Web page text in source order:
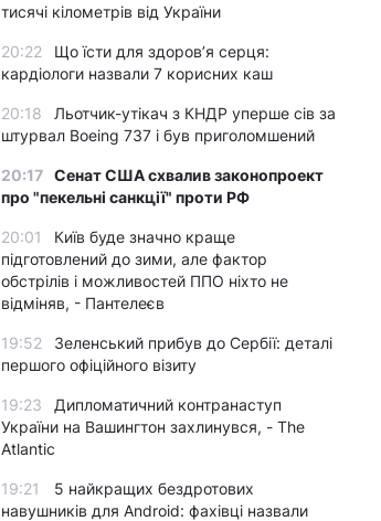
тисячі кілометрів від України
20:22
Що їсти для здоров’я серця:
кардіологи назвали 7 корисних каш
20:18
Льотчик-утікач з КНДР уперше сів за
штурвал Boeing 737 і був приголомшений
20:17 Сенат США схвалив законопроект
про "пекельні санкції" проти РФ
20:01
Київ буде значно краще
підготовлений до зими, але фактор
обстрілів і можливостей ППО ніхто не
відміняв, - Пантелеєв
19:52
Зеленський прибув до Сербії: деталі
першого офіційного візиту
19:23
Дипломатичний контранаступ
України на Вашингтон захлинувся, - The
Atlantic
19:21
5 найкращих бездротових
навушників для Android: фахівці назвали